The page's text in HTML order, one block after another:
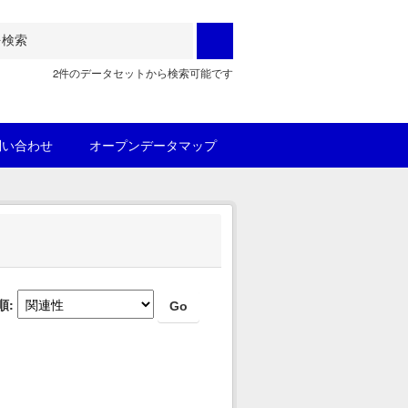
2件のデータセットから検索可能です
合わせ オープンデータマップ
Go